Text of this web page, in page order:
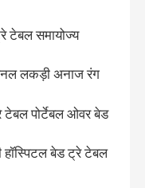
टेबल समायोज्य
लकड़ी अनाज रंग
पोर्टेबल ओवर बेड
बेड ट्रे टेबल